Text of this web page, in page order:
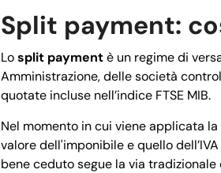
Split payment:
Losplit paymentè un regime di
Amministrazione, delle società
quotate incluse nell’indice FTSE MIB.
Nel momento in cui viene applicata la
valore dell'imponibile e quello
bene ceduto segue la via